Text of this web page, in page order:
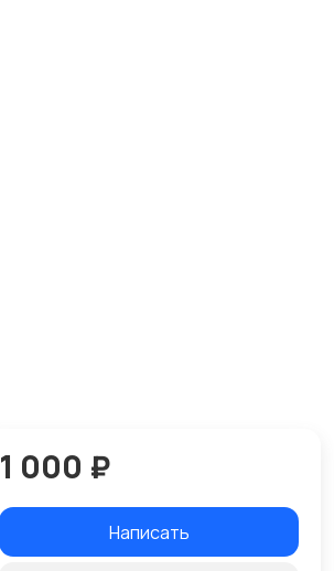
1 000 ₽
Написать